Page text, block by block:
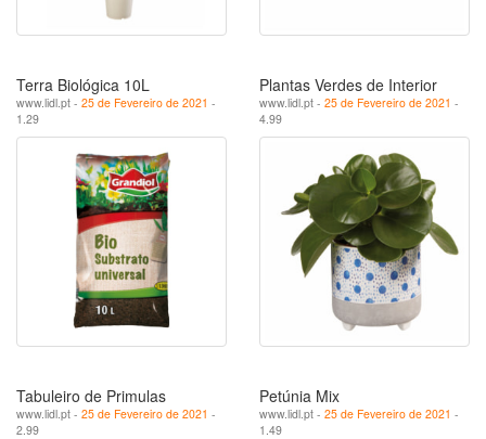
Terra Biológica 10L
www.lidl.pt - 25 de Fevereiro de 2021 -
1.29
Plantas Verdes de Interior
www.lidl.pt - 25 de Fevereiro de 2021 -
4.99
Tabuleiro de Primulas
www.lidl.pt - 25 de Fevereiro de 2021 -
2.99
Petúnia Mix
www.lidl.pt - 25 de Fevereiro de 2021 -
1.49